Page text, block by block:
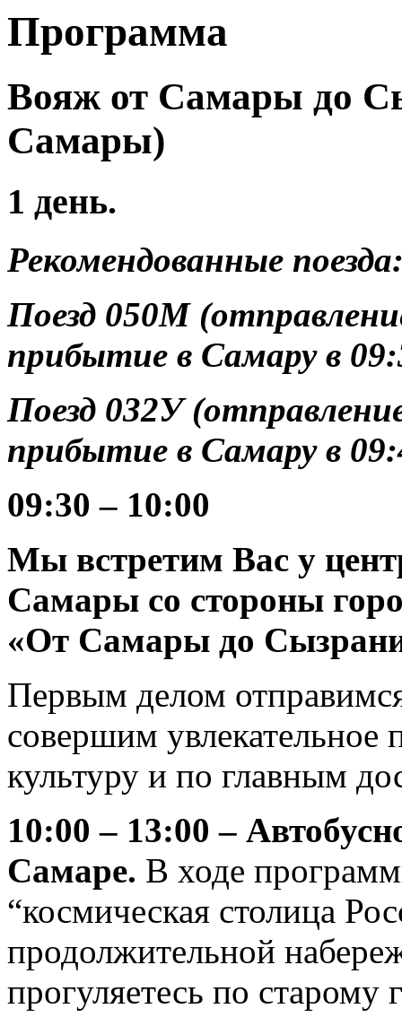
Программа
Вояж от Самары до
Самары)
1 день.
Рекомендованные
Поезд 050М
прибытие в Самару в
Поезд 032У
прибытие в Самару в
09:30 – 10:00
Мы встретим Вас у
Самары со стороны
«От Самары до
Первым делом
совершим увлекательное
культуру и по главным
10:00 – 13:00 –
Самаре. В ходе
“космическая столица
продолжительной
прогуляетесь по старому